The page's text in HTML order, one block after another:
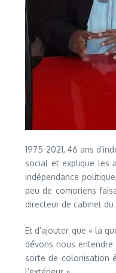
1975-2021, 46 ans
social et explique les
indépendance
peu de comoriens
directeur de cabinet
Et d’ajouter que « la
dévons nous
sorte de colonisation